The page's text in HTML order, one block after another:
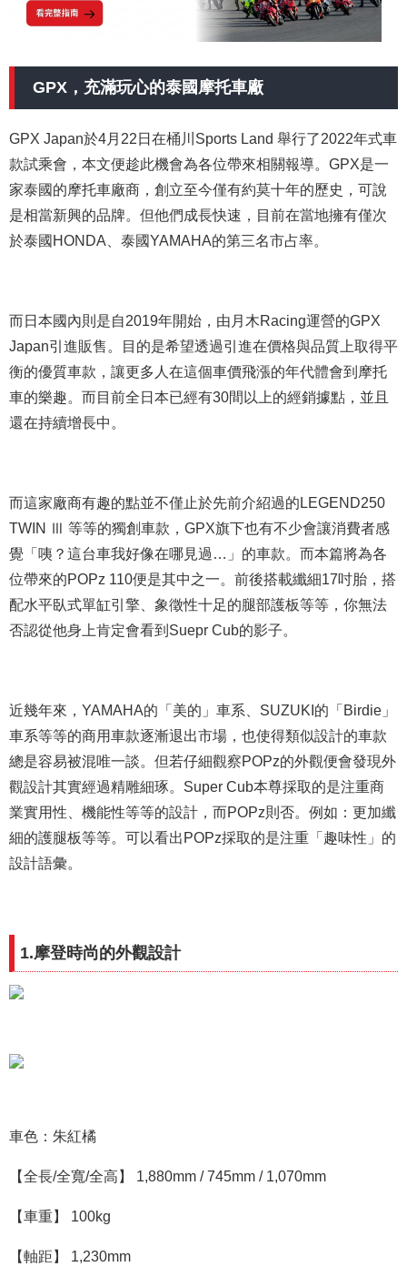
GPX，充滿玩心的泰國摩托車廠
GPX Japan於4月22日在桶川Sports Land 舉行了2022年式車
款試乘會，本文便趁此機會為各位帶來相關報導。GPX是一
家泰國的摩托車廠商，創立至今僅有約莫十年的歷史，可說
是相當新興的品牌。但他們成長快速，目前在當地擁有僅次
於泰國HONDA、泰國YAMAHA的第三名市占率。
而日本國內則是自2019年開始，由月木Racing運營的GPX
Japan引進販售。目的是希望透過引進在價格與品質上取得平
衡的優質車款，讓更多人在這個車價飛漲的年代體會到摩托
車的樂趣。而目前全日本已經有30間以上的經銷據點，並且
還在持續增長中。
而這家廠商有趣的點並不僅止於先前介紹過的LEGEND250
TWIN Ⅲ 等等的獨創車款，GPX旗下也有不少會讓消費者感
覺「咦？這台車我好像在哪見過…」的車款。而本篇將為各
位帶來的POPz 110便是其中之一。前後搭載纖細17吋胎，搭
配水平臥式單缸引擎、象徵性十足的腿部護板等等，你無法
否認從他身上肯定會看到Suepr Cub的影子。
近幾年來，YAMAHA的「美的」車系、SUZUKI的「Birdie」
車系等等的商用車款逐漸退出市場，也使得類似設計的車款
總是容易被混唯一談。但若仔細觀察POPz的外觀便會發現外
觀設計其實經過精雕細琢。Super Cub本尊採取的是注重商
業實用性、機能性等等的設計，而POPz則否。例如：更加纖
細的護腿板等等。可以看出POPz採取的是注重「趣味性」的
設計語彙。
1.摩登時尚的外觀設計
車色：朱紅橘
【全長/全寬/全高】 1,880mm / 745mm / 1,070mm
【車重】 100kg
【軸距】 1,230mm